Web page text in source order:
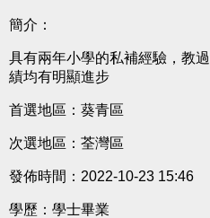
簡介：
具有兩年小學的私補經驗，教
績均有明顯進步
首選地區：葵青區
次選地區：荃灣區
發佈時間：2022-10-23 15:46
學歷：學士畢業